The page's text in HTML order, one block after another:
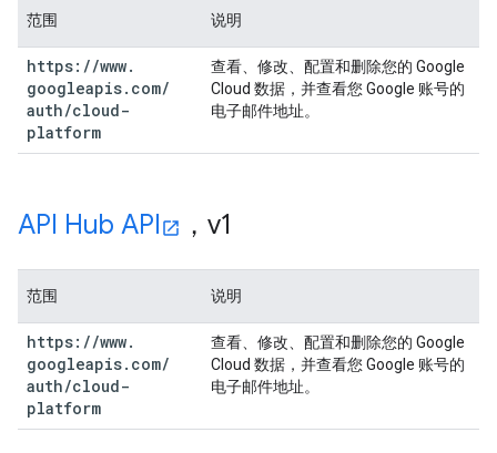
范围 说明
https: //www.
googleapis. com/
auth/cloud-
platform
查看、修改、配置和删除您的 Google
Cloud 数据，并查看您 Google 账号的
电子邮件地址。
API Hub API ，v1
范围 说明
https: //www.
googleapis. com/
auth/cloud-
platform
查看、修改、配置和删除您的 Google
Cloud 数据，并查看您 Google 账号的
电子邮件地址。